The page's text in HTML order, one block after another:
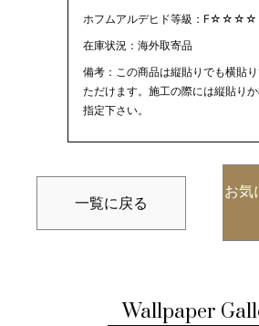
ホフムアルデヒド等級：F☆☆☆☆
在庫状況：海外取寄品
備考：この商品は縦貼りでも横貼
ただけます。施工の際には縦貼り
指定下さい。
一覧に戻る
お気
Wallpaper